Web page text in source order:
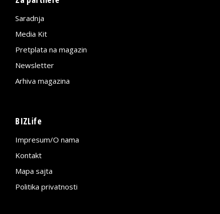
Saradnja
Media Kit
Pretplata na magazin
Newsletter
Arhiva magazina
BIZLife
Impresum/O nama
Kontakt
Mapa sajta
Politika privatnosti